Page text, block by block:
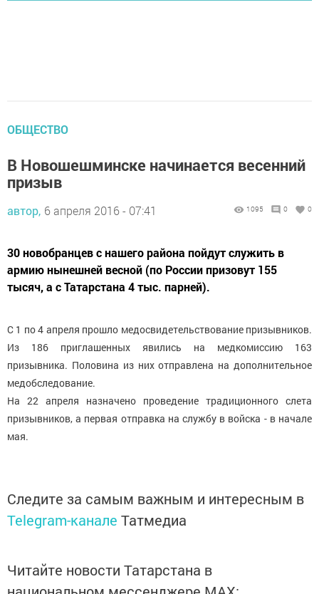
ОБЩЕСТВО
В Новошешминске начинается весенний
призыв
автор, 6 апреля 2016 - 07:41 1095 0 0
30 новобранцев с нашего района пойдут служить в
армию нынешней весной (по России призовут 155
тысяч, а с Татарстана 4 тыс. парней).
С 1 по 4 апреля прошло медосвидетельствование призывников.
Из 186 приглашенных явились на медкомиссию 163
призывника. Половина из них отправлена на дополнительное
медобследование.
На 22 апреля назначено проведение традиционного слета
призывников, а первая отправка на службу в войска - в начале
мая.
Следите за самым важным и интересным в
Telegram-канале Татмедиа
Читайте новости Татарстана в